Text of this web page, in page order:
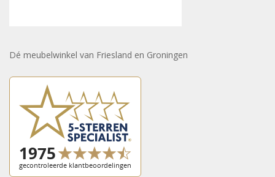
Dé meubelwinkel van Friesland en Groningen